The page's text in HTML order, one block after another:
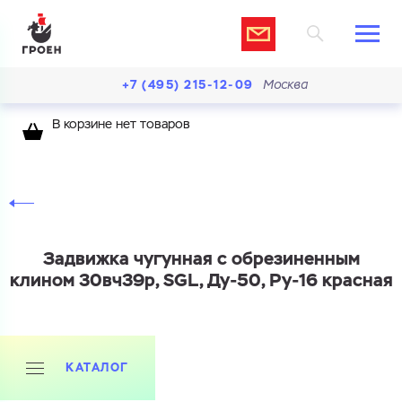
+7 (495) 215-12-09 Москва
В корзине нет товаров
Задвижка чугунная с обрезиненным
клином 30вч39р, SGL, Ду-50, Ру-16 красная
КАТАЛОГ